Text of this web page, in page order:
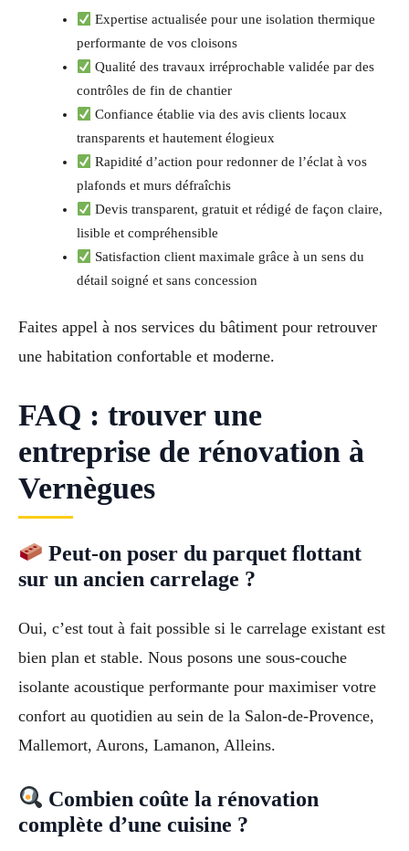
Expertise actualisée pour une isolation thermique
performante de vos cloisons
Qualité des travaux irréprochable validée par des
contrôles de fin de chantier
Confiance établie via des avis clients locaux
transparents et hautement élogieux
Rapidité d’action pour redonner de l’éclat à vos
plafonds et murs défraîchis
Devis transparent, gratuit et rédigé de façon claire,
lisible et compréhensible
Satisfaction client maximale grâce à un sens du
détail soigné et sans concession
Faites appel à nos services du bâtiment pour retrouver
une habitation confortable et moderne.
FAQ : trouver une
entreprise de rénovation à
Vernègues
Peut-on poser du parquet flottant
sur un ancien carrelage ?
Oui, c’est tout à fait possible si le carrelage existant est
bien plan et stable. Nous posons une sous-couche
isolante acoustique performante pour maximiser votre
confort au quotidien au sein de la Salon-de-Provence,
Mallemort, Aurons, Lamanon, Alleins.
Combien coûte la rénovation
complète d’une cuisine ?